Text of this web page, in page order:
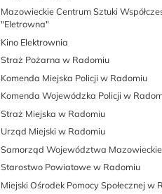
Mazowieckie Centrum Sztuki
"Eletrowna"
Kino Elektrownia
Straż Pożarna w Radomiu
Komenda Miejska Policji w Radomiu
Komenda Wojewódzka Policji w
Straż Miejska w Radomiu
Urząd Miejski w Radomiu
Samorząd Województwa
Starostwo Powiatowe w Radomiu
Miejski Ośrodek Pomocy Społecznej w